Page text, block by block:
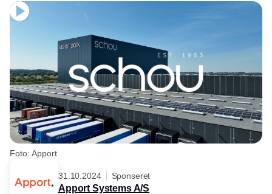
Foto: Apport
31.10.2024 Sponseret
Apport Systems A/S